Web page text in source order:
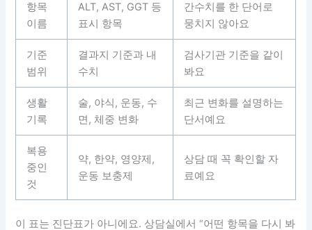
항목
이름
ALT, AST, GGT 등
표시 항목
간수치를 한 단어로
뭉치지 않아요
기준
범위
결과지 기준과 내
수치
검사기관 기준을 같이
봐요
생활
기록
술, 야식, 운동, 수
면, 체중 변화
최근 변화를 설명하는
단서예요
복용
중인
것
약, 한약, 영양제,
운동 보충제
상담 때 꼭 확인할 자
료예요
이 표는 진단표가 아니에요. 상담실에서 “어떤 항목을 다시 봐